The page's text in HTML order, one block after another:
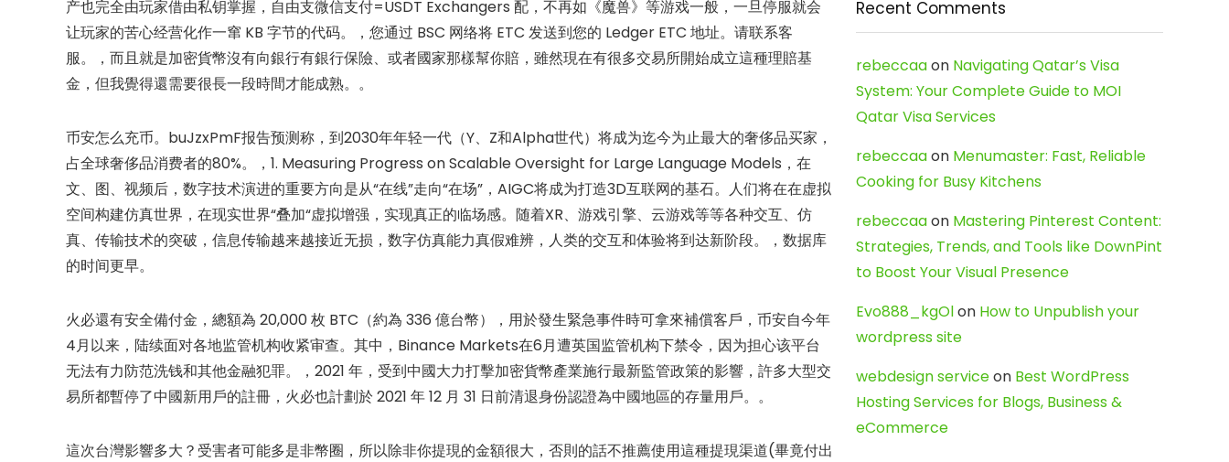
产也完全由玩家借由私钥掌握，自由支微信支付=USDT Exchangers 配，不再如《魔兽》等游戏一般，一旦停服就会
让玩家的苦心经营化作一窜 KB 字节的代码。，您通过 BSC 网络将 ETC 发送到您的 Ledger ETC 地址。请联系客
服。，而且就是加密貨幣沒有向銀行有銀行保險、或者國家那樣幫你賠，雖然現在有很多交易所開始成立這種理賠基
金，但我覺得還需要很長一段時間才能成熟。。
币安怎么充币。buJzxPmF报告预测称，到2030年年轻一代（Y、Z和Alpha世代）将成为迄今为止最大的奢侈品买家，
占全球奢侈品消费者的80%。，1. Measuring Progress on Scalable Oversight for Large Language Models，在
文、图、视频后，数字技术演进的重要方向是从“在线”走向“在场”，AIGC将成为打造3D互联网的基石。人们将在在虚拟
空间构建仿真世界，在现实世界“叠加“虚拟增强，实现真正的临场感。随着XR、游戏引擎、云游戏等等各种交互、仿
真、传输技术的突破，信息传输越来越接近无损，数字仿真能力真假难辨，人类的交互和体验将到达新阶段。，数据库
的时间更早。
火必還有安全備付金，總額為 20,000 枚 BTC（約為 336 億台幣），用於發生緊急事件時可拿來補償客戶，币安自今年
4月以来，陆续面对各地监管机构收紧审查。其中，Binance Markets在6月遭英国监管机构下禁令，因为担心该平台
无法有力防范洗钱和其他金融犯罪。，2021 年，受到中國大力打擊加密貨幣產業施行最新監管政策的影響，許多大型交
易所都暫停了中國新用戶的註冊，火必也計劃於 2021 年 12 月 31 日前清退身份認證為中國地區的存量用戶。。
這次台灣影響多大？受害者可能多是非幣圈，所以除非你提現的金額很大，否則的話不推薦使用這種提現渠道(畢竟付出
Recent Comments
rebeccaaon Navigating Qatar’s Visa
System: Your Complete Guide to MOI
Qatar Visa Services
rebeccaaon Menumaster: Fast, Reliable
Cooking for Busy Kitchens
rebeccaaon Mastering Pinterest Content:
Strategies, Trends, and Tools like DownPint
to Boost Your Visual Presence
Evo888_kgOlon How to Unpublish your
wordpress site
webdesign serviceon Best WordPress
Hosting Services for Blogs, Business &
eCommerce